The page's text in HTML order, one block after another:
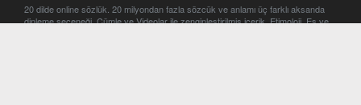
20 dilde online sözlük. 20 milyondan fazla sözcük ve anlamı üç farklı aksanda
dinleme seçeneği. Cümle ve Videolar ile zenginleştirilmiş içerik. Etimoloji, Eş ve